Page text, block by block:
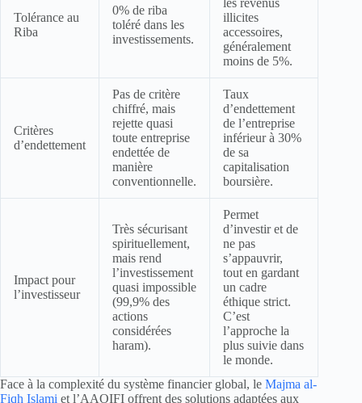
Tolérance au
Riba
0% de riba
toléré dans les
investissements.
illicites
accessoires,
généralement
moins de 5%.
Critères
d’endettement
Pas de critère
chiffré, mais
rejette quasi
toute entreprise
endettée de
manière
conventionnelle.
Taux
d’endettement
de l’entreprise
inférieur à 30%
de sa
capitalisation
boursière.
Impact pour
l’investisseur
Très sécurisant
spirituellement,
mais rend
l’investissement
quasi impossible
(99,9% des
actions
considérées
haram).
Permet
d’investir et de
ne pas
s’appauvrir,
tout en gardant
un cadre
éthique strict.
C’est
l’approche la
plus suivie dans
le monde.
Face à la complexité du système financier global, le Majma al-
Fiqh Islami et l’AAOIFI offrent des solutions adaptées aux